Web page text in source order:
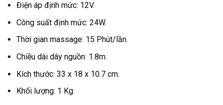
Điện áp định mức: 12V.
Công suất định mức: 24W.
Thời gian massage: 15 Phút/lần.
Chiều dài dây nguồn: 1.8m.
Kích thước: 33 x 18 x 10.7 cm.
Khối lượng: 1 Kg.